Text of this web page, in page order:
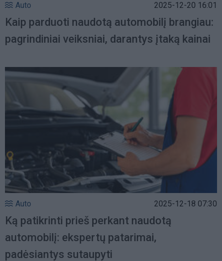
Auto 2025-12-20 16:01
Kaip parduoti naudotą automobilį brangiau:
pagrindiniai veiksniai, darantys įtaką kainai
Auto 2025-12-18 07:30
Ką patikrinti prieš perkant naudotą
automobilį: ekspertų patarimai,
padėsiantys sutaupyti